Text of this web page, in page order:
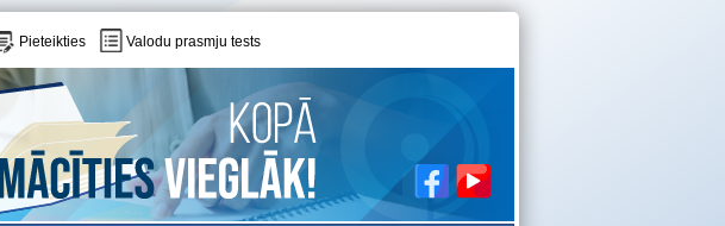
Pieteikties Valodu prasmju tests